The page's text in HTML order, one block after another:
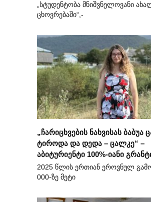
„სტუდენტობა მნიშვნელოვანი
ცხოვრებაში“,-
„ჩარიცხვების ნახვისას ბაბუა
ტიროდა და დედა – ცალკე“ –
აბიტურიენტი 100%-იანი
2025 წლის ერთიან ეროვნულ
000-ზე მეტი